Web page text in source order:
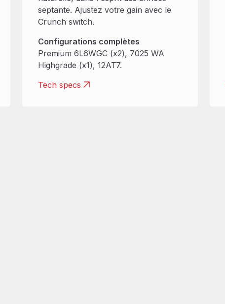
septante. Ajustez votre gain avec le
Crunch switch.
Configurations complètes
Premium 6L6WGC (x2), 7025 WA
Highgrade (x1), 12AT7.
Tech specs